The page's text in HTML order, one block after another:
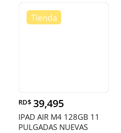
RD$ 39,495
IPAD AIR M4 128GB 11
PULGADAS NUEVAS